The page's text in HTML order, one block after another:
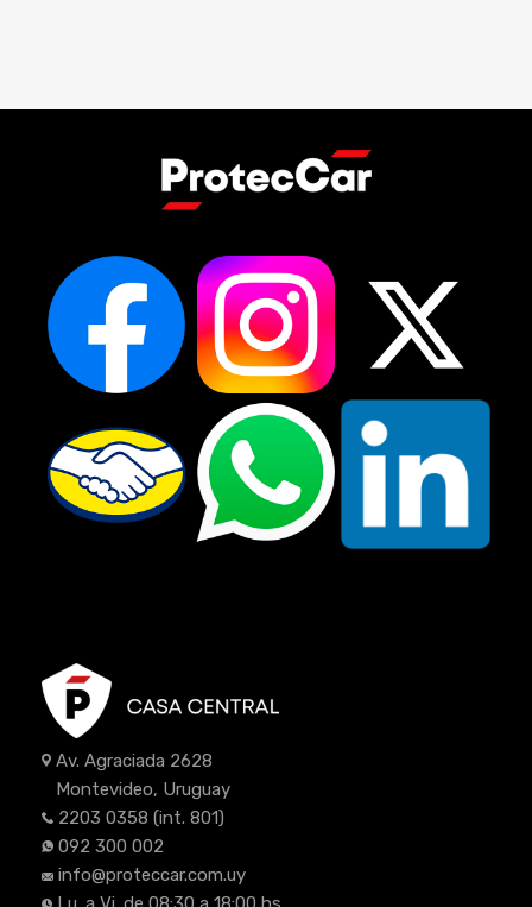
Av. Agraciada 2628
Montevideo, Uruguay
2203 0358 (int. 801)
092 300 002
info@proteccar.com.uy